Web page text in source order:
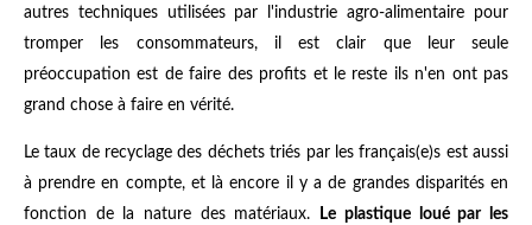
autres techniques utilisées par l'industrie agro-alimentaire pour
tromper les consommateurs, il est clair que leur seule
préoccupation est de faire des profits et le reste ils n'en ont pas
grand chose à faire en vérité.
Le taux de recyclage des déchets triés par les français(e)s est aussi
à prendre en compte, et là encore il y a de grandes disparités en
fonction de la nature des matériaux.
Le plastique loué par les